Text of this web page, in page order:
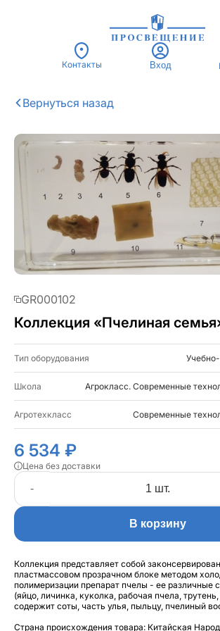
Контакты Вход
GR000102
Коллекция «Пчелиная
Тип оборудования
Школа Агрокласс. Современные
Агротехкласс Современные
6 534 ₽
Цена без доставки
-
В корзину
Коллекция представляет собой
пластмассовом прозрачном блоке методом
полимеризации препарат пчелы - ее различные
(яйцо, личинка, куколка, рабочая пчела,
содержит соты, часть улья, пыльцу, пчелиный
Страна происхождения товара: Китайская